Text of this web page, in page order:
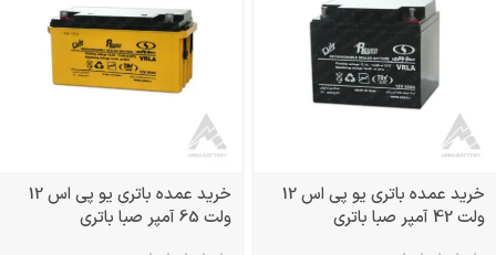
خرید عمده باتری یو پی اس 12
ولت 42 آمپر صبا باتری
خرید عمده باتری یو پی اس 12
ولت 65 آمپر صبا باتری